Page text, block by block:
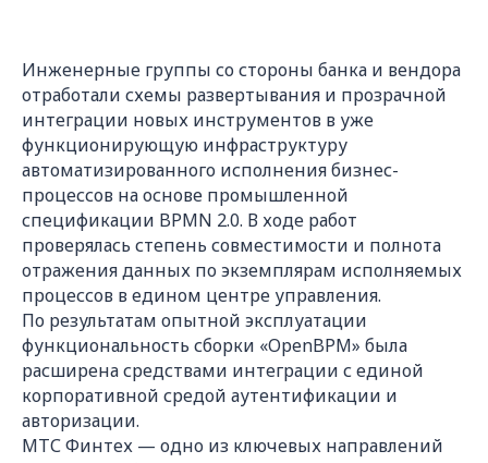
Инженерные группы со стороны банка и вендора
отработали схемы развертывания и прозрачной
интеграции новых инструментов в уже
функционирующую инфраструктуру
автоматизированного исполнения бизнес-
процессов на основе промышленной
спецификации BPMN 2.0. В ходе работ
проверялась степень совместимости и полнота
отражения данных по экземплярам исполняемых
процессов в едином центре управления.
По результатам опытной эксплуатации
функциональность сборки «OpenBPM» была
расширена средствами интеграции с единой
корпоративной средой аутентификации и
авторизации.
МТС Финтех — одно из ключевых направлений